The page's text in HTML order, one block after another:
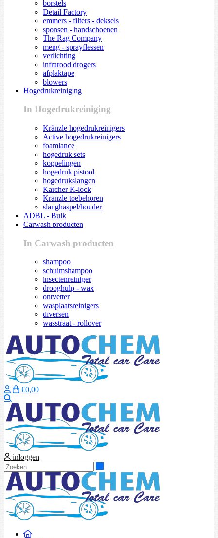
borstels
Detail Factory
emmers - filters - deksels
sponsen - handschoenen
The Rag Company
meng - sprayflessen
verlichting
infrarood drogers
afplaktape
blowers
Hogedrukreiniging
In Hogedrukreiniging
Kränzle hogedrukreinigers
Active hogedrukreinigers
foamlance
hogedruk sets
koppelingen
hogedruk pistool
hogedrukslangen
Karcher K-lock
Kranzle toebehoren
slanghaspel/houder
ADBL - Bulk
Carwash producten
In Carwash producten
shampoo
schuimshampoo
insectenreiniger
drooghulp - wax
ontvetter
wasplaatsreinigers
diversen
wasstraat - rollover
€0,00
inloggen